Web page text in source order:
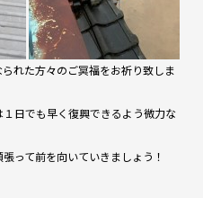
れた方々のご冥福をお祈り致しま
日でも早く復興できるよう微力な
って前を向いていきましょう！